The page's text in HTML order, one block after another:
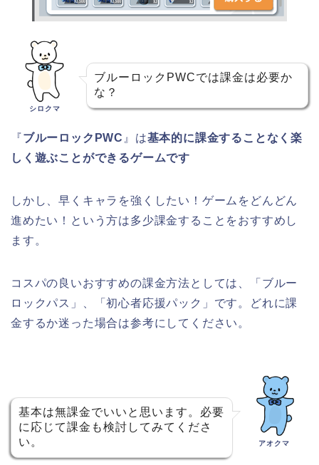
シロクマ
ブルーロックPWCでは課金は必要か
な？
『ブルーロックPWC 』は基本的に課金することなく楽
しく遊ぶことができるゲームです
しかし、早くキャラを強くしたい！ゲームをどんどん
進めたい！という方は多少課金することをおすすめし
ます。
コスパの良いおすすめの課金方法としては、「ブルー
ロックパス」、「初心者応援パック」です。どれに課
金するか迷った場合は参考にしてください。
基本は無課金でいいと思います。必要
に応じて課金も検討してみてくださ
い。
アオクマ